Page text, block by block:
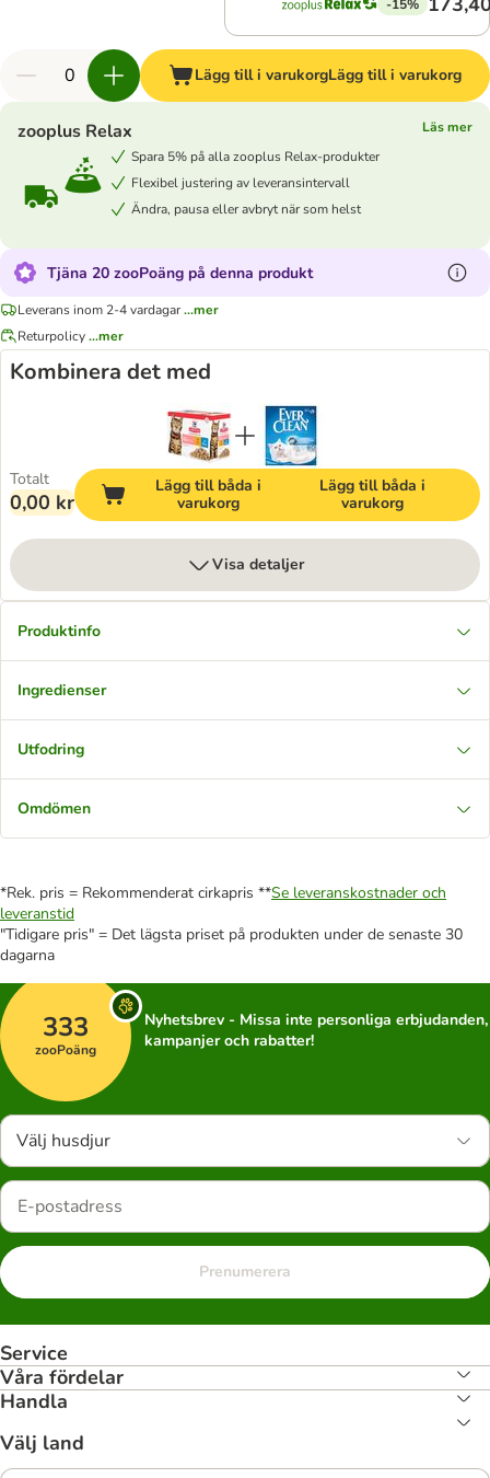
-15%
Lägg till i varukorgLägg till i varukorg
zooplus Relax
Läs mer
Spara 5% på alla zooplus Relax-produkter
Flexibel justering av leveransintervall
Ändra, pausa eller avbryt när som helst
Tjäna 20 zooPoäng på denna produkt
Leverans inom 2-4 vardagar...mer
Returpolicy...mer
Kombinera det med
Totalt
0,00 kr
Lägg till båda i
varukorg
Lägg till båda i
varukorg
Visa detaljer
Produktinfo
Ingredienser
Utfodring
Omdömen
*Rek. pris = Rekommenderat cirkapris **Se leveranskostnader och
leveranstid
"Tidigare pris" = Det lägsta priset på produkten under de senaste 30
dagarna
333
zooPoäng
Nyhetsbrev - Missa inte personliga erbjudanden,
kampanjer och rabatter!
Välj husdjur
Prenumerera
Service
Våra fördelar
Handla
Välj land